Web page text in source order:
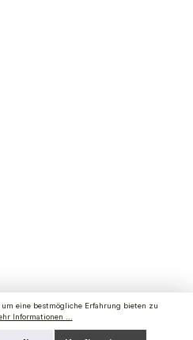
eine bestmögliche Erfahrung bieten zu
Informationen ...